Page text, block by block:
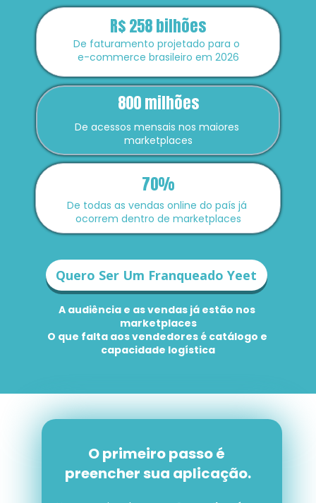
R$ 258 bilhões
800 milhões
70%
De faturamento projetado para o
e-commerce brasileiro em 2026
De todas as vendas online do país já
ocorrem dentro de marketplaces
De acessos mensais nos maiores
marketplaces
A audiência e as vendas já estão nos
marketplaces
O que falta aos vendedores é catálogo e
capacidade logística
Quero Ser Um Franqueado Yeet
O primeiro passo é
preencher sua aplicação.